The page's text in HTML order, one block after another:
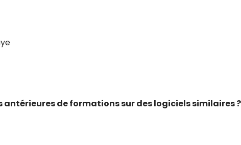
antérieures de formations sur des logiciels similaires ?